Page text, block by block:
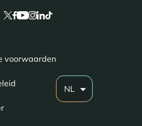
voorwaarden
NL